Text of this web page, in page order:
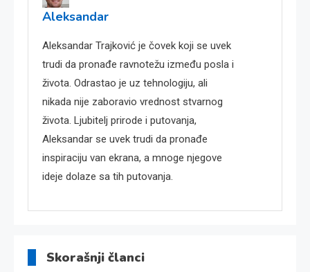
Aleksandar
Aleksandar Trajković je čovek koji se uvek
trudi da pronađe ravnotežu između posla i
života. Odrastao je uz tehnologiju, ali
nikada nije zaboravio vrednost stvarnog
života. Ljubitelj prirode i putovanja,
Aleksandar se uvek trudi da pronađe
inspiraciju van ekrana, a mnoge njegove
ideje dolaze sa tih putovanja.
Skorašnji članci